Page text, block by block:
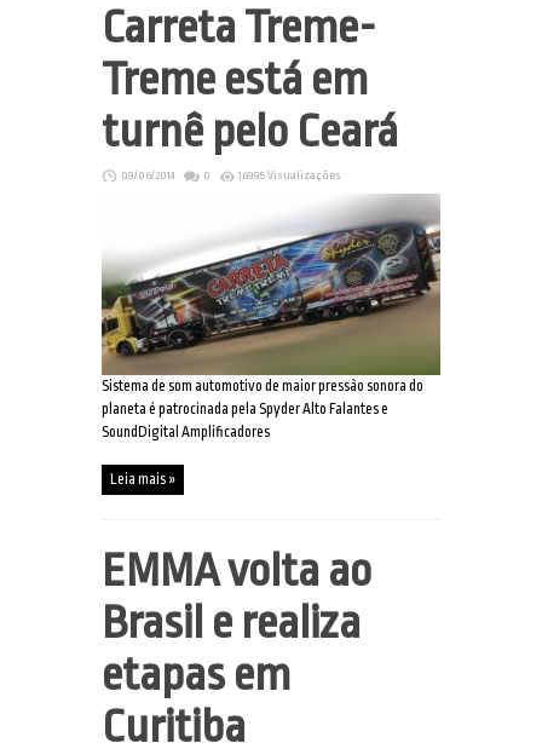
Carreta Treme-
Treme está em
turnê pelo Ceará
09/06/2014 0 16995 Visualizações
Sistema de som automotivo de maior pressão sonora do
planeta é patrocinada pela Spyder Alto Falantes e
SoundDigital Amplificadores
Leia mais »
EMMA volta ao
Brasil e realiza
etapas em
Curitiba